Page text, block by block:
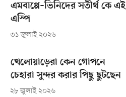
এমবাপ্পে–ভিনিদের সতীর্থ কে এই
এস্পি
৩১ জুলাই ২০২৬
খেলোয়াড়েরা কেন গোপনে
চেহারা সুন্দর করার পিছু ছুটছেন
২৮ জুলাই ২০২৬